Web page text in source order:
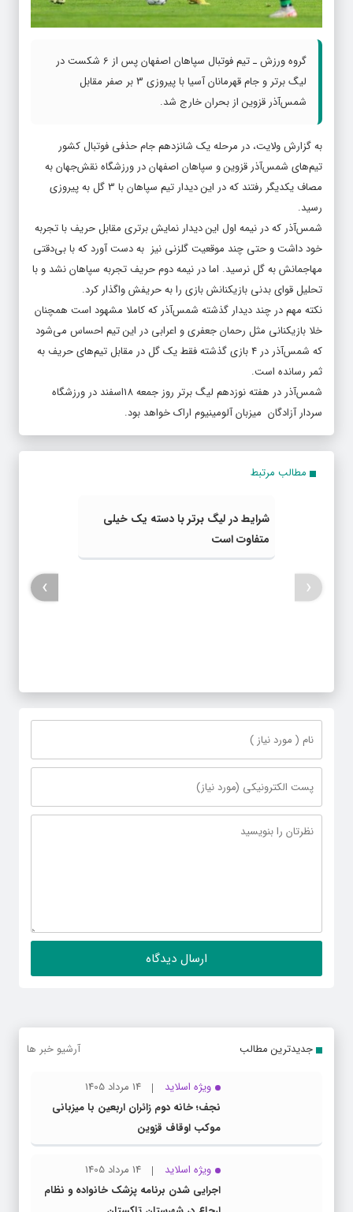
گروه ورزش ـ تیم فوتبال سپاهان اصفهان پس از 6 شکست در
لیگ برتر و جام قهرمانان آسیا با پیروزی 3 بر صفر مقابل
شمس‌آذر قزوین از بحران خارج شد.
به گزارش ولایت، در مرحله یک شانزدهم جام حذفی فوتبال کشور
تیم‌های شمس‌آذر قزوین و سپاهان اصفهان در ورزشگاه نقش‌جهان به
مصاف یکدیگر رفتند که در این دیدار تیم سپاهان با 3 گل به پیروزی
رسید.
شمس‌آذر که در نیمه اول این دیدار نمایش برتری مقابل حریف با تجربه
خود داشت و حتی چند موقعیت گلزنی نیز به دست آورد که با بی‌دقتی
مهاجمانش به گل نرسید. اما در نیمه دوم حریف تجربه سپاهان نشد و با
تحلیل قوای بدنی بازیکنانش بازی را به حریفش واگذار کرد.
نکته مهم در چند دیدار گذشته شمس‌آذر که کاملا مشهود است همچنان
خلا بازیکنانی مثل رحمان جعفری و اعرابی در این تیم احساس می‌شود
که شمس‌آذر در 4 بازی گذشته فقط یک گل در مقابل تیم‌های حریف به
ثمر رسانده است.
شمس‌آذر در هفته نوزدهم لیگ برتر روز جمعه 18اسفند در ورزشگاه
سردار آزادگان میزبان آلومینیوم اراک خواهد بود.
مطالب مرتبط
شرایط در لیگ برتر با دسته یک خیلی
متفاوت است
‹
›
جدیدترین مطالب آرشیو خبر ها
ویژه اسلاید
14 مرداد 1405
نجف؛ خانه دوم زائران اربعین با میزبانی
موکب اوقاف قزوین
ویژه اسلاید
14 مرداد 1405
اجرایی شدن برنامه پزشک خانواده و نظام